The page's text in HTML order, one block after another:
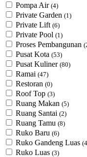
Pompa Air (4)
Private Garden (1)
Private Lift (6)
Private Pool (1)
Proses Pembangunan
Pusat Kota (53)
Pusat Kuliner (80)
Ramai (47)
Restoran (0)
Roof Top (3)
Ruang Makan (5)
Ruang Santai (2)
Ruang Tamu (8)
Ruko Baru (6)
Ruko Gandeng Luas
Ruko Luas (3)